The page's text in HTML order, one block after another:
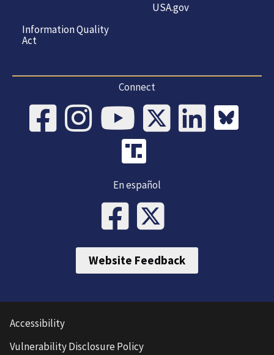
Information Quality
Act
USA.gov
Connect
En español
Website Feedback
Accessibility
Vulnerability Disclosure Policy